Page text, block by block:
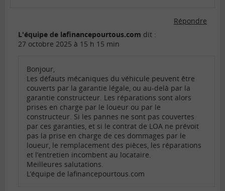
Répondre
L'équipe de lafinancepourtous.com dit :
27 octobre 2025 à 15 h 15 min
Bonjour,
Les défauts mécaniques du véhicule peuvent être
couverts par la garantie légale, ou au-delà par la
garantie constructeur. Les réparations sont alors
prises en charge par le loueur ou par le
constructeur. Si les pannes ne sont pas couvertes
par ces garanties, et si le contrat de LOA ne prévoit
pas la prise en charge de ces dommages par le
loueur, le remplacement des pièces, les réparations
et l’entretien incombent au locataire.
Meilleures salutations.
L’équipe de lafinancepourtous.com